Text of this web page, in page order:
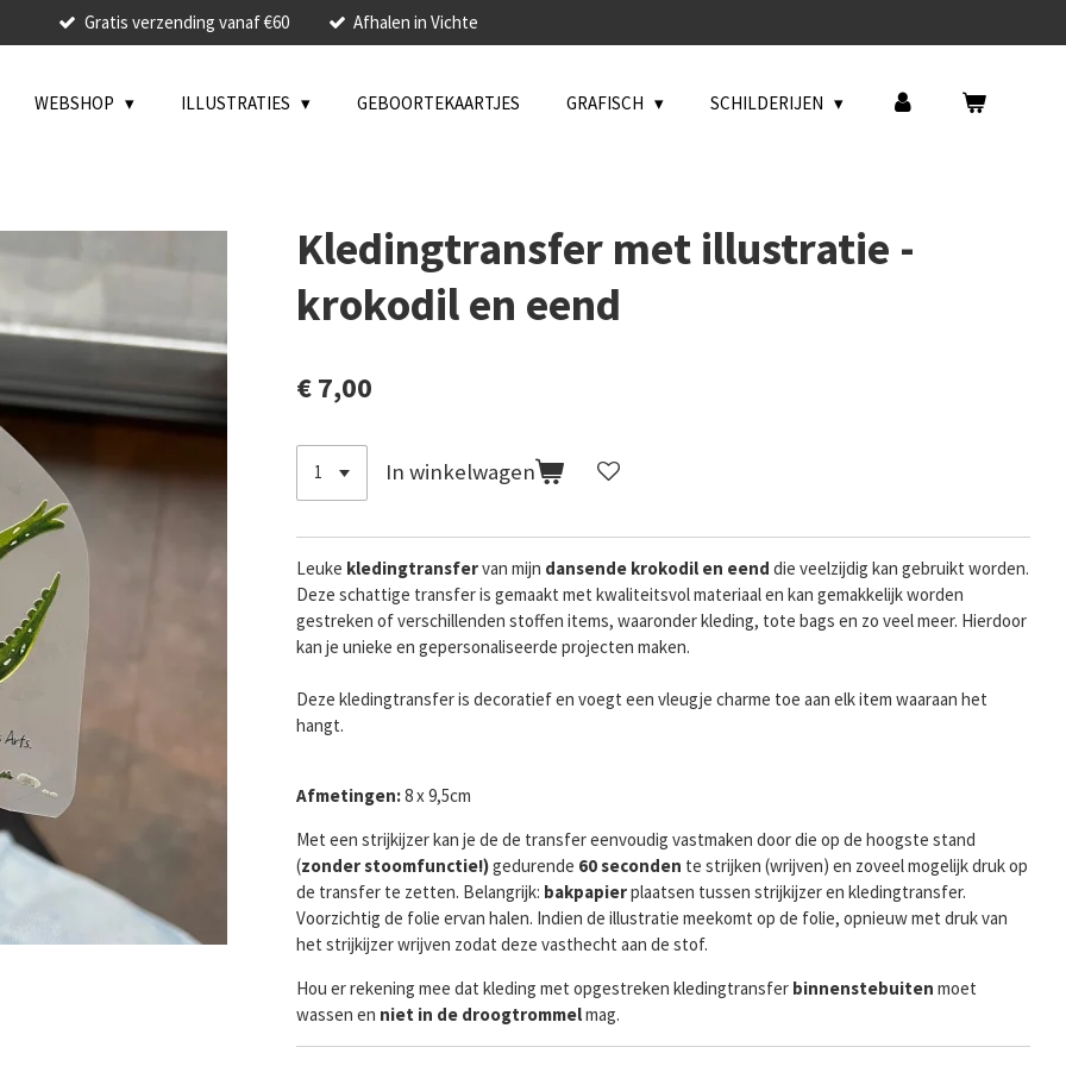
Gratis verzending vanaf €60 Afhalen in Vichte
WEBSHOP ILLUSTRATIES GEBOORTEKAARTJES GRAFISCH SCHILDERIJEN
Kledingtransfer met illustratie -
krokodil en eend
€ 7,00
In winkelwagen
Leuke kledingtransfervan mijn dansende krokodil en eend die veelzijdig kan gebruikt worden.
Deze schattige transfer is gemaakt met kwaliteitsvol materiaal en kan gemakkelijk worden
gestreken of verschillenden stoffen items, waaronder kleding, tote bags en zo veel meer. Hierdoor
kan je unieke en gepersonaliseerde projecten maken.
Deze kledingtransfer is decoratief en voegt een vleugje charme toe aan elk item waaraan het
hangt.
Afmetingen:8 x 9,5cm
Met een strijkijzer kan je de de transfer eenvoudig vastmaken door die op de hoogste stand
(zonder stoomfunctie!)gedurende 60 seconden te strijken (wrijven) en zoveel mogelijk druk op
de transfer te zetten. Belangrijk: bakpapierplaatsen tussen strijkijzer en kledingtransfer.
Voorzichtig de folie ervan halen. Indien de illustratie meekomt op de folie, opnieuw met druk van
het strijkijzer wrijven zodat deze vasthecht aan de stof.
Hou er rekening mee dat kleding met opgestreken kledingtransfer binnenstebuiten moet
wassen en niet in de droogtrommelmag.